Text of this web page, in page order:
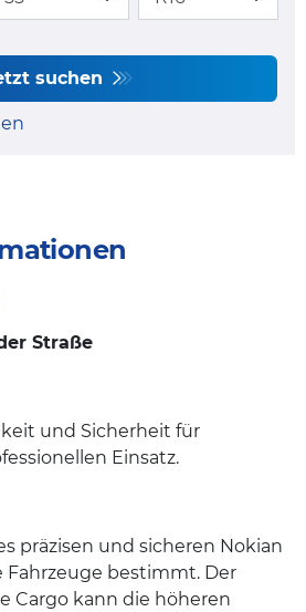
suchen
Straße
und Sicherheit für
Einsatz.
präzisen und sicheren Nokian
Fahrzeuge bestimmt. Der
Cargo kann die höheren